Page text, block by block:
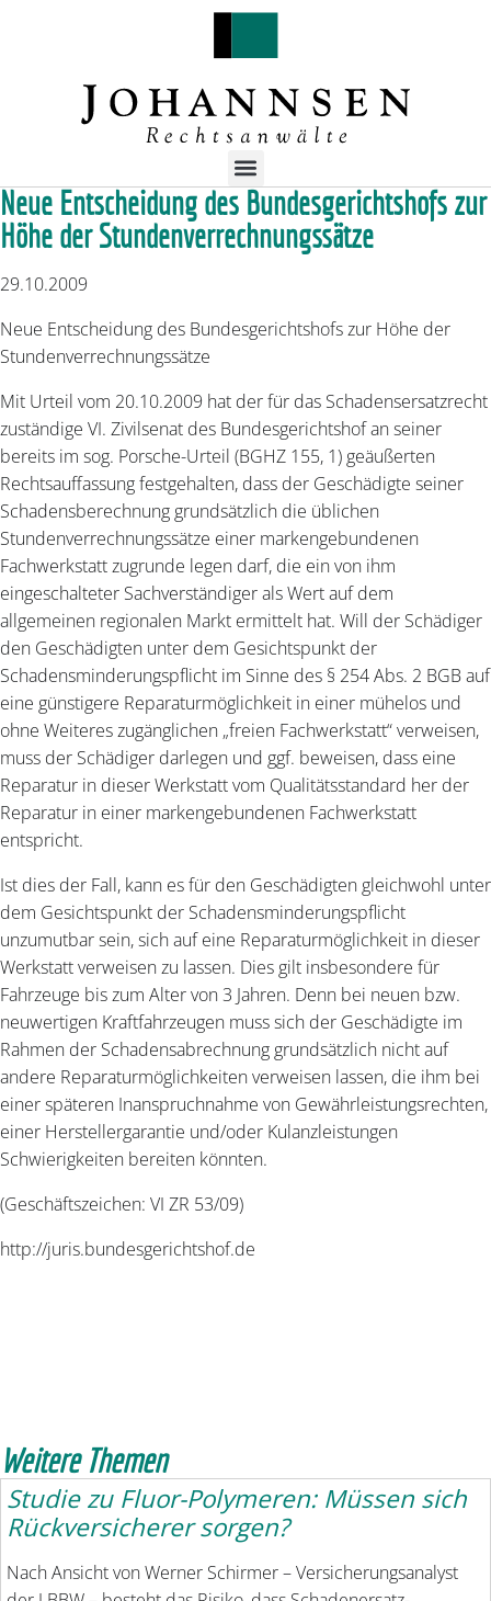
Neue Entscheidung des Bundesgerichtshofs zur
Höhe der Stundenverrechnungssätze
29.10.2009
Neue Entscheidung des Bundesgerichtshofs zur Höhe der
Stundenverrechnungssätze
Mit Urteil vom 20.10.2009 hat der für das Schadensersatzrecht
zuständige VI. Zivilsenat des Bundesgerichtshof an seiner
bereits im sog. Porsche-Urteil (BGHZ 155, 1) geäußerten
Rechtsauffassung festgehalten, dass der Geschädigte seiner
Schadensberechnung grundsätzlich die üblichen
Stundenverrechnungssätze einer markengebundenen
Fachwerkstatt zugrunde legen darf, die ein von ihm
eingeschalteter Sachverständiger als Wert auf dem
allgemeinen regionalen Markt ermittelt hat. Will der Schädiger
den Geschädigten unter dem Gesichtspunkt der
Schadensminderungspflicht im Sinne des § 254 Abs. 2 BGB auf
eine günstigere Reparaturmöglichkeit in einer mühelos und
ohne Weiteres zugänglichen „freien Fachwerkstatt“ verweisen,
muss der Schädiger darlegen und ggf. beweisen, dass eine
Reparatur in dieser Werkstatt vom Qualitätsstandard her der
Reparatur in einer markengebundenen Fachwerkstatt
entspricht.
Ist dies der Fall, kann es für den Geschädigten gleichwohl unter
dem Gesichtspunkt der Schadensminderungspflicht
unzumutbar sein, sich auf eine Reparaturmöglichkeit in dieser
Werkstatt verweisen zu lassen. Dies gilt insbesondere für
Fahrzeuge bis zum Alter von 3 Jahren. Denn bei neuen bzw.
neuwertigen Kraftfahrzeugen muss sich der Geschädigte im
Rahmen der Schadensabrechnung grundsätzlich nicht auf
andere Reparaturmöglichkeiten verweisen lassen, die ihm bei
einer späteren Inanspruchnahme von Gewährleistungsrechten,
einer Herstellergarantie und/oder Kulanzleistungen
Schwierigkeiten bereiten könnten.
(Geschäftszeichen: VI ZR 53/09)
http://juris.bundesgerichtshof.de
Weitere Themen
Studie zu Fluor-Polymeren: Müssen sich
Rückversicherer sorgen?
Nach Ansicht von Werner Schirmer – Versicherungsanalyst